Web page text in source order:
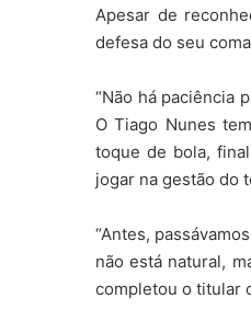
Apesar de
defesa do seu
“Não há paciência
O Tiago Nunes
toque de bola,
jogar na gestão do
“Antes,
não está natural,
completou o titular